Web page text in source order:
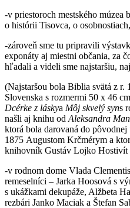
-v priestoroch mestského múzea
o histórii Tisovca, o
-zároveň sme tu pripravili
exponáty aj miestni občania, za
hľadali a videli sme najstaršiu,
(Najstaršou bola Biblia svätá z r.
Slovenska s rozmermi 50 x 46
Dcérke z láskya Môj skvelý syns
našli aj knihu od Aleksandra
ktorá bola darovaná do
1875 Augustom Krčmérym a
knihovník Gustáv Lojko Hostivít
-v rodnom dome Vlada
remeselníci – Jarka Hoosová s
s ukážkami dekupáže, Alžbeta
rezbári Janko Maciak a Štefan